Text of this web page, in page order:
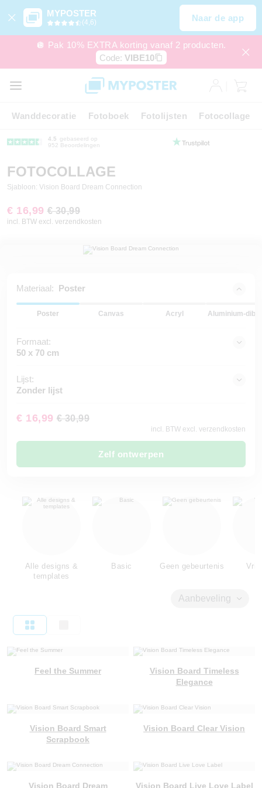
MYPOSTER
(4,6) Naar de app
🪩 Pak 10% EXTRA korting vanaf 2 producten.
Code: VIBE10
Wanddecoratie Fotoboek Fotolijsten Fotocollage
4.5
gebaseerd op
952 Beoordelingen
FOTOCOLLAGE
Sjabloon: Vision Board Dream Connection
€ 16,99 € 30,99
incl. BTW excl. verzendkosten
Materiaal: Poster
Poster Canvas Acryl Aluminium-
Formaat:
50 x 70 cm
Lijst:
Zonder lijst
€ 16,99 € 30,99
incl. BTW excl. verzendkosten
Zelf ontwerpen
Alle designs &
templates
Basic Geen gebeurtenis
Aanbeveling
Feel the Summer
Vision Board Timeless
Elegance
Vision Board Smart
Scrapbook
Vision Board Clear Vision
Vision Board Dream
Vision Board Live Love Label